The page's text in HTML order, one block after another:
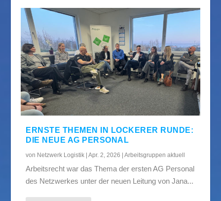
ERNSTE THEMEN IN LOCKERER RUNDE:
DIE NEUE AG PERSONAL
von Netzwerk Logistik |Apr. 2, 2026 |Arbeitsgruppen aktuell
Arbeitsrecht war das Thema der ersten AG Personal
des Netzwerkes unter der neuen Leitung von Jana...